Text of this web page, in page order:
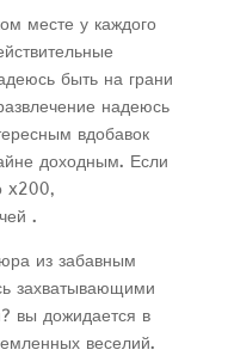
месте у каждого
быть на грани
надеюсь
вдобавок
доходным. Если
x200,
.
из забавным
захватывающими
вы дожидается в
веселий.